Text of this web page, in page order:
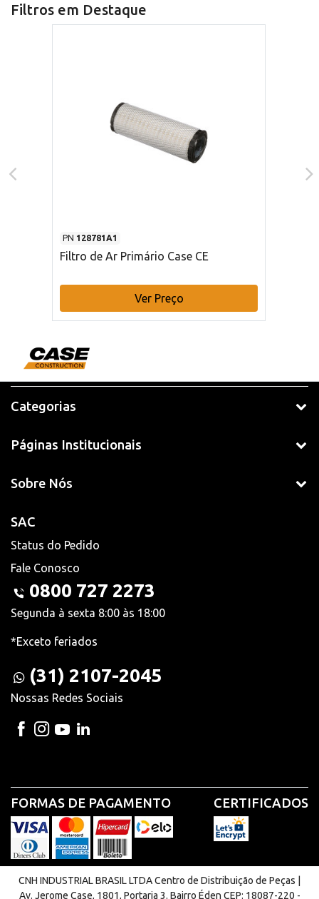
Filtros em Destaque
PN 128781A1
Filtro de Ar Primário Case CE
Ver Preço
Categorias
Páginas Institucionais
Sobre Nós
SAC
Status do Pedido
Fale Conosco
0800 727 2273
Segunda à sexta 8:00 às 18:00
*Exceto feriados
(31) 2107-2045
Nossas Redes Sociais
FORMAS DE PAGAMENTO CERTIFICADOS
CNH INDUSTRIAL BRASIL LTDA Centro de Distribuição de Peças |
Av. Jerome Case, 1801, Portaria 3. Bairro Éden CEP: 18087-220 -